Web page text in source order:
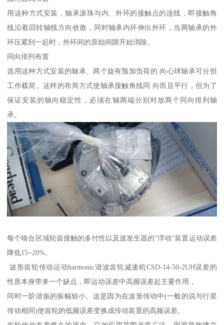
用这种方式安装，轴承滚珠与内、外环的接触点的连线，即接触角
线沿着回转轴线方向收敛，同时轴承内环伸出外环，当两轴承的外
环压紧到一起时，外环间的原始间隙开始消除。
同向排列布置
选用这种方式安装的轴承、两个旋有预加负荷的 向心球轴承可分担
工作载荷。这样的布局方式使轴承接触角线同 向而且平行，但为了
保证安装的轴向稳定性，必须在轴两端分别对放两个同向排列轴
承。
每个啮合区域轮齿接触的多付性以及波发生器的“浮动“装置运动误差
降低15~20%。
波形齿轮传动运动harmonic谐波齿轮减速机CSD-14-50-2UH误差的
性质本身带来一个缺点，即运动误差中高频误差起主要作用，
同时一阶谐振的振幅较小。这是因为在波形传动中(一般的说与行星
传动相同)使齿轮的低频误差变换成传动装置的高频误差。